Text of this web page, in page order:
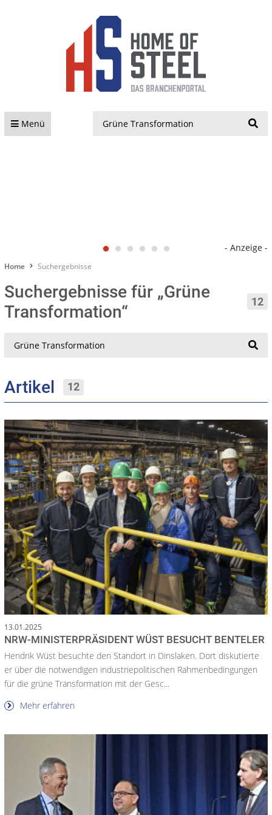
Menü
- Anzeige -
Home Suchergebnisse
Suchergebnisse für „Grüne
Transformation“
12
Artikel 12
13.01.2025
NRW-MINISTERPRÄSIDENT WÜST BESUCHT BENTELER
Hendrik Wüst besuchte den Standort in Dinslaken. Dort diskutierte
er über die notwendigen industriepolitischen Rahmenbedingungen
für die grüne Transformation mit der Gesc...
Mehr erfahren